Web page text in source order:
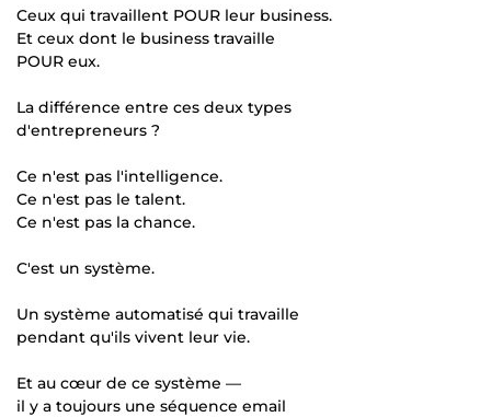
Ceux qui travaillent POUR leur business.
Et ceux dont le business travaille
POUR eux.
La différence entre ces deux types
d'entrepreneurs ?
Ce n'est pas l'intelligence.
Ce n'est pas le talent.
Ce n'est pas la chance.
C'est un système.
Un système automatisé qui travaille
pendant qu'ils vivent leur vie.
Et au cœur de ce système —
il y a toujours une séquence email